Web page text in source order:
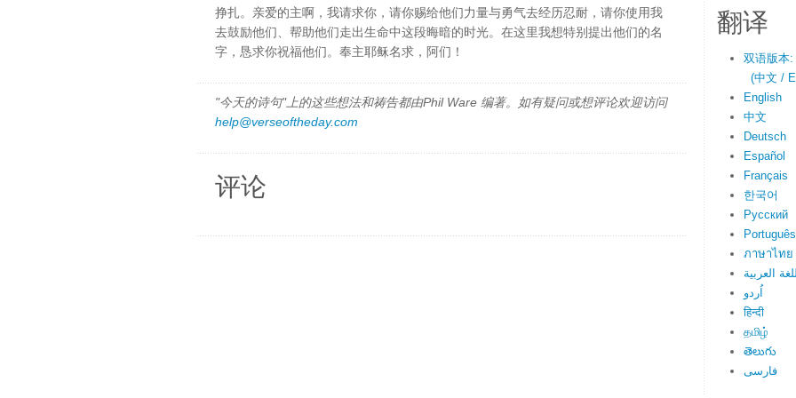
挣扎。亲爱的主啊，我请求你，请你赐给他们力量与勇气去经历忍耐，请你使用我
去鼓励他们、帮助他们走出生命中这段晦暗的时光。在这里我想特别提出他们的名
字，恳求你祝福他们。奉主耶稣名求，阿们！
"今天的诗句"上的这些想法和祷告都由Phil Ware 编著。如有疑问或想评论欢迎访问
help@verseoftheday.com
评论
翻译
双语版本:
(中文 /
English
中文
Deutsch
Español
Français
한국어
Русский
Português
ภาษาไทย
العربية
اُردو
हिन्दी
தமிழ்
తెలుగు
فارسی